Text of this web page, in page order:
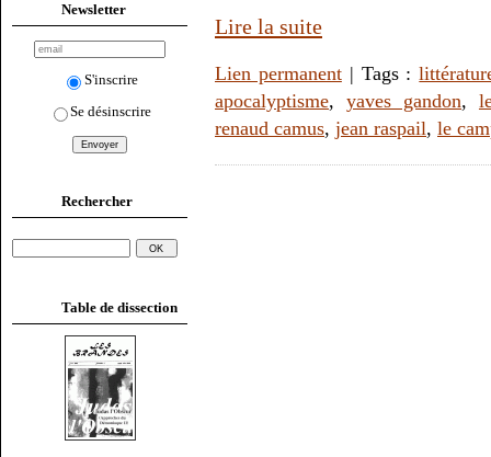
Newsletter
S'inscrire
Se désinscrire
Rechercher
Table de dissection
Lire la suite
Lien permanent| Tags :
apocalyptisme, yaves gandon,
renaud camus, jean raspail, le